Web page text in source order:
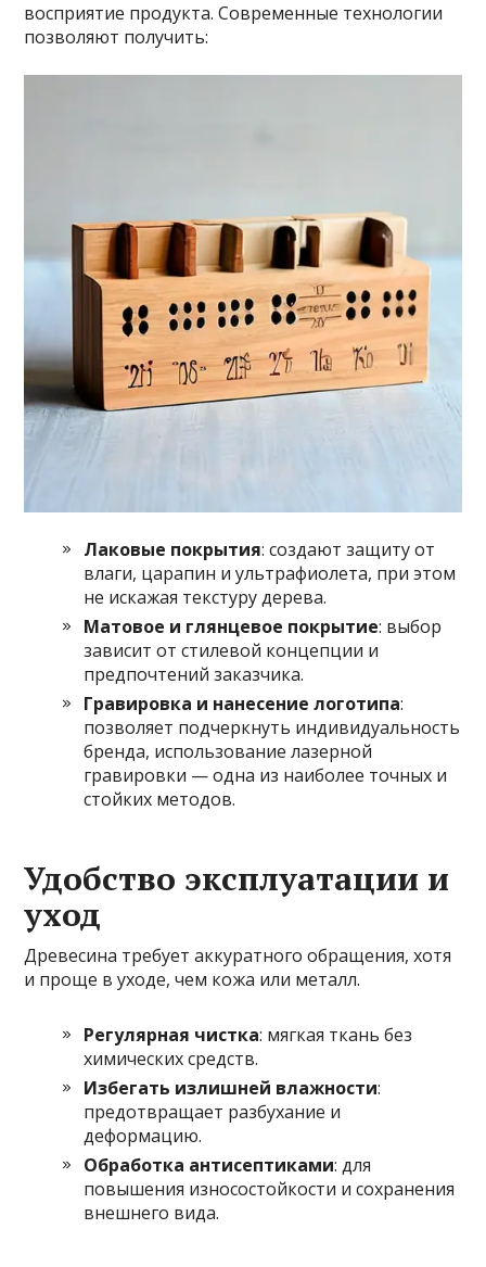
восприятие продукта. Современные технологии
позволяют получить:
Лаковые покрытия: создают защиту от
влаги, царапин и ультрафиолета, при этом
не искажая текстуру дерева.
Матовое и глянцевое покрытие: выбор
зависит от стилевой концепции и
предпочтений заказчика.
Гравировка и нанесение логотипа:
позволяет подчеркнуть индивидуальность
бренда, использование лазерной
гравировки — одна из наиболее точных и
стойких методов.
Удобство эксплуатации и
уход
Древесина требует аккуратного обращения, хотя
и проще в уходе, чем кожа или металл.
Регулярная чистка: мягкая ткань без
химических средств.
Избегать излишней влажности:
предотвращает разбухание и
деформацию.
Обработка антисептиками: для
повышения износостойкости и сохранения
внешнего вида.